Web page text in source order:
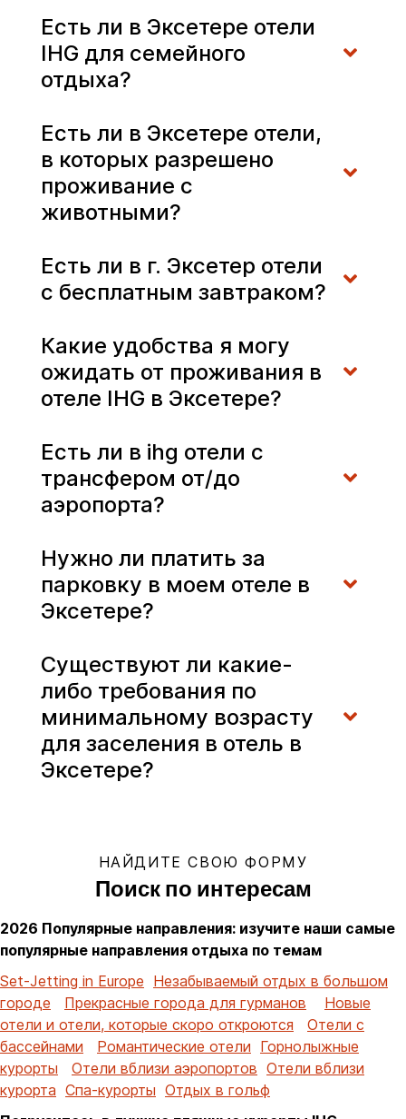
Есть ли в Эксетере отели
IHG для семейного
отдыха?
Есть ли в Эксетере отели,
в которых разрешено
проживание с
животными?
Есть ли в г. Эксетер отели
с бесплатным завтраком?
Какие удобства я могу
ожидать от проживания в
отеле IHG в Эксетере?
Есть ли в ihg отели с
трансфером от/до
аэропорта?
Нужно ли платить за
парковку в моем отеле в
Эксетере?
Существуют ли какие-
либо требования по
минимальному возрасту
для заселения в отель в
Эксетере?
НАЙДИТЕ СВОЮ ФОРМУ
Поиск по интересам
2026 Популярные направления: изучите наши самые
популярные направления отдыха по темам
Set-Jetting in Europe Незабываемый отдых в большом
городе
Прекрасные города для гурманов
Новые
отели и отели, которые скоро откроются
Отели с
бассейнами
Романтические отели Горнолыжные
курорты
Отели вблизи аэропортов Отели вблизи
курорта Спа-курорты Отдых в гольф